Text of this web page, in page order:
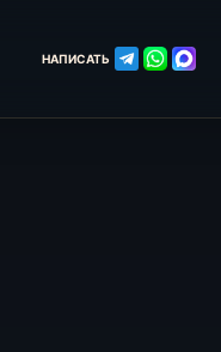
НАПИСАТЬ